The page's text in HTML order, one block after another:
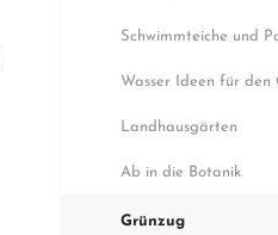
Schwimmteiche und
Wasser Ideen für den
Landhausgärten
Ab in die Botanik
Grünzug